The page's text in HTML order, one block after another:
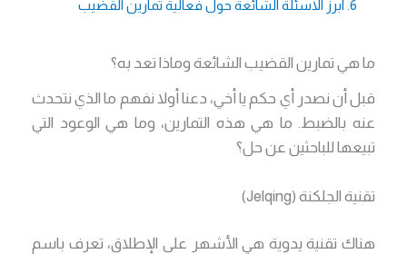
6. ابرز الاسئلة الشائعة حول فعالية تمارين القضيب
ما هي تمارين القضيب الشائعة وماذا تعد به؟
قبل أن نصدر أي حكم يا أخي، دعنا أولا نفهم ما الذي نتحدث
عنه بالضبط. ما هي هذه التمارين، وما هي الوعود التي
تبيعها للباحثين عن حل؟
تقنية الجلكنة (Jelqing)
هناك تقنية يدوية هي الأشهر على الإطلاق، تعرف باسم